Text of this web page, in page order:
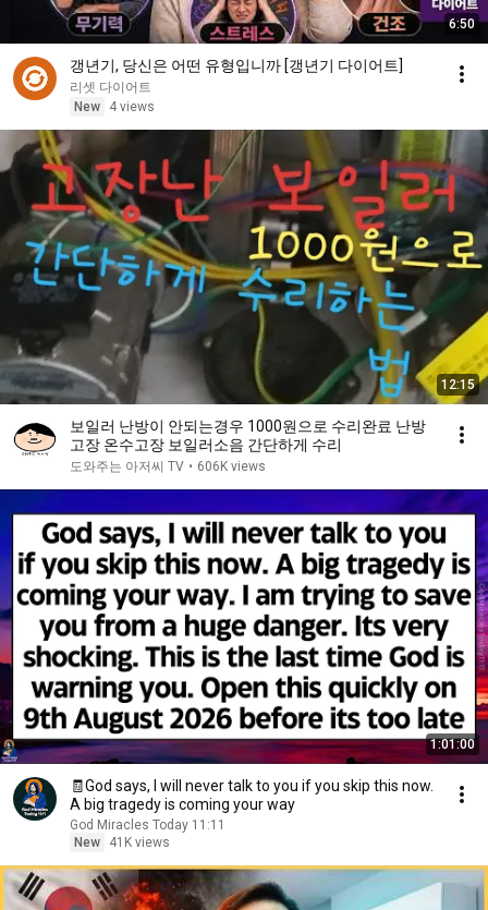
6:50
갱년기, 당신은 어떤 유형입니까 [갱년기 다이어트]
리셋 다이어트
New
4 views
12:15
보일러 난방이 안되는경우 1000원으로 수리완료 난방
고장 온수고장 보일러소음 간단하게 수리
도와주는 아저씨 TV • 606K views
1:01:00
🧾God says, I will never talk to you if you skip this now.
A big tragedy is coming your way
God Miracles Today 11:11
New
41K views